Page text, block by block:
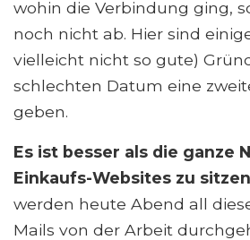
wohin die Verbindung ging,
noch nicht ab. Hier sind
vielleicht nicht so gute)
schlechten Datum eine
geben.
Es ist besser als die ganze
Einkaufs-Websites zu
werden heute Abend all
Mails von der Arbeit